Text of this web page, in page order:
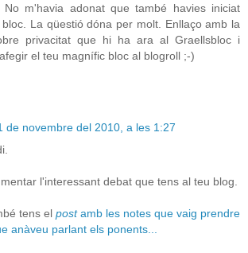
No m'havia adonat que també havies iniciat
La qüestió dóna per molt. Enllaço amb la
privacitat que hi ha ara al Graellsbloc i
el teu magnífic bloc al blogroll ;-)
de novembre del 2010, a les 1:27
l'interessant debat que tens al teu blog.
tens el postamb les notes que vaig prendre
anàveu parlant els ponents...